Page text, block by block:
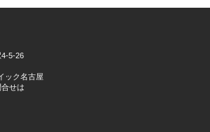
5-26
ック名古屋
せは